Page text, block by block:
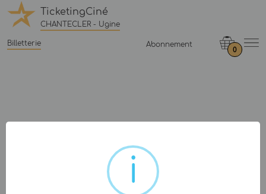
TicketingCiné
CHANTECLER - Ugine
Billetterie Abonnement
0